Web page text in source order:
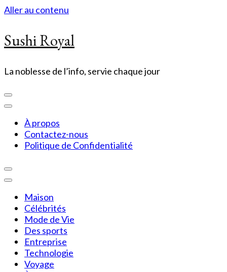
Aller au contenu
Sushi Royal
La noblesse de l’info, servie chaque jour
À propos
Contactez-nous
Politique de Confidentialité
Maison
Célébrités
Mode de Vie
Des sports
Entreprise
Technologie
Voyage